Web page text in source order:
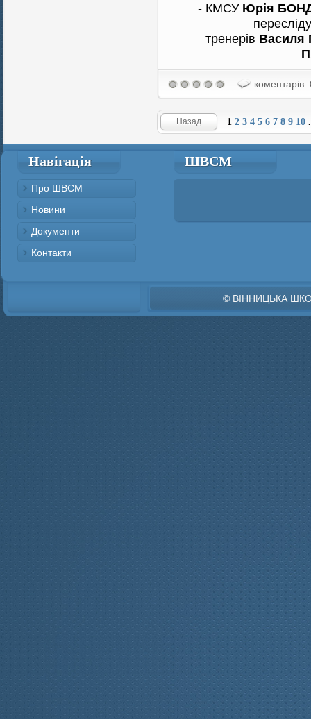
- КМСУ Юрія
тренерів Василя
коментарів:
Назад 1 2 3 4 5 6 7 8 9 10
Навігація
Про ШВСМ
Новини
Документи
Контакти
ШВСМ
© ВІННИЦЬКА